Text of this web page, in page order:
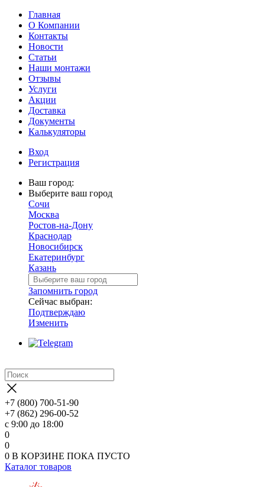
Главная
О Компании
Контакты
Новости
Статьи
Наши монтажи
Отзывы
Услуги
Акции
Доставка
Документы
Калькуляторы
Вход
Регистрация
Ваш город:
Выберите ваш город
Сочи
Москва
Ростов-на-Дону
Краснодар
Новосибирск
Екатеринбург
Казань
Запомнить город
Сейчас выбран:
Подтверждаю
Изменить
+7 (800) 700-51-90
+7 (862) 296-00-52
с 9:00 до 18:00
0
0
0 В КОРЗИНЕ ПОКА ПУСТО
Каталог товаров